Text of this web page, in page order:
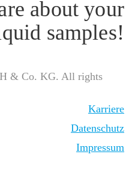
about your
samples!
& Co. KG. All rights
Karriere
Datenschutz
Impressum